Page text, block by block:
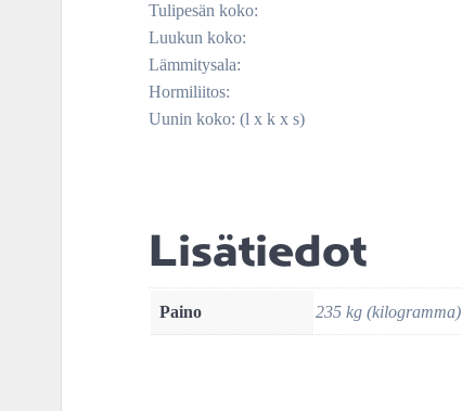
Tulipesän koko:
Luukun koko:
Lämmitysala:
Hormiliitos:
Uunin koko: (l x k x s)
Lisätiedot
Paino 235 kg (kilogramma)